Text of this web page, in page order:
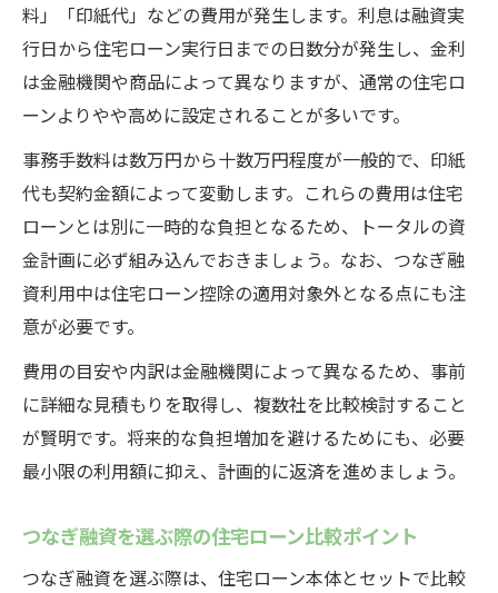
料」「印紙代」などの費用が発生します。利息は融資実
行日から住宅ローン実行日までの日数分が発生し、金利
は金融機関や商品によって異なりますが、通常の住宅ロ
ーンよりやや高めに設定されることが多いです。
事務手数料は数万円から十数万円程度が一般的で、印紙
代も契約金額によって変動します。これらの費用は住宅
ローンとは別に一時的な負担となるため、トータルの資
金計画に必ず組み込んでおきましょう。なお、つなぎ融
資利用中は住宅ローン控除の適用対象外となる点にも注
意が必要です。
費用の目安や内訳は金融機関によって異なるため、事前
に詳細な見積もりを取得し、複数社を比較検討すること
が賢明です。将来的な負担増加を避けるためにも、必要
最小限の利用額に抑え、計画的に返済を進めましょう。
つなぎ融資を選ぶ際の住宅ローン比較ポイント
つなぎ融資を選ぶ際は、住宅ローン本体とセットで比較